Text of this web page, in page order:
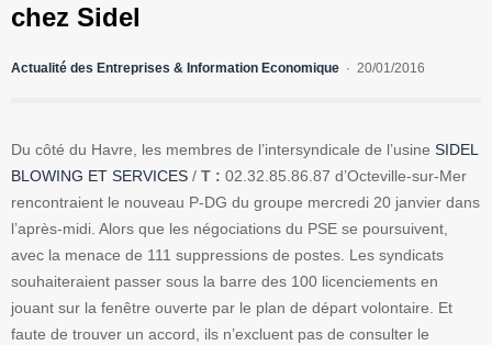
chez Sidel
Actualité des Entreprises & Information Economique 20/01/2016
Du côté du Havre, les membres de l’intersyndicale de l’usine SIDEL
BLOWING ET SERVICES / T : 02.32.85.86.87 d’Octeville-sur-Mer
rencontraient le nouveau P-DG du groupe mercredi 20 janvier dans
l’après-midi. Alors que les négociations du PSE se poursuivent,
avec la menace de 111 suppressions de postes. Les syndicats
souhaiteraient passer sous la barre des 100 licenciements en
jouant sur la fenêtre ouverte par le plan de départ volontaire. Et
faute de trouver un accord, ils n’excluent pas de consulter le